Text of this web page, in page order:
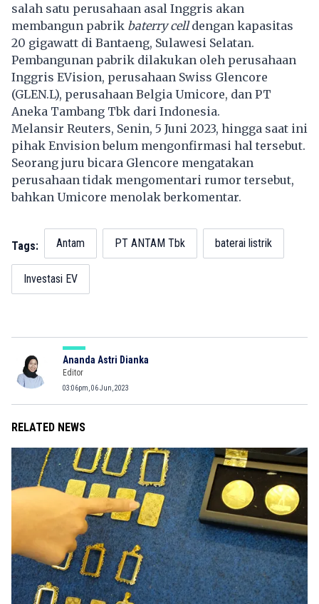
salah satu perusahaan asal Inggris akan
membangun pabrik baterry celldengan kapasitas
20 gigawatt di Bantaeng, Sulawesi Selatan.
Pembangunan pabrik dilakukan oleh perusahaan
Inggris EVision, perusahaan Swiss Glencore
(GLEN.L), perusahaan Belgia Umicore, dan PT
Aneka Tambang Tbk dari Indonesia.
Melansir Reuters, Senin, 5 Juni 2023, hingga saat ini
pihak Envision belum mengonfirmasi hal tersebut.
Seorang juru bicara Glencore mengatakan
perusahaan tidak mengomentari rumor tersebut,
bahkan Umicore menolak berkomentar.
Tags: Antam PT ANTAM Tbk baterai listrik
Investasi EV
Ananda Astri Dianka
Editor
03:06pm, 06 Jun, 2023
RELATED NEWS